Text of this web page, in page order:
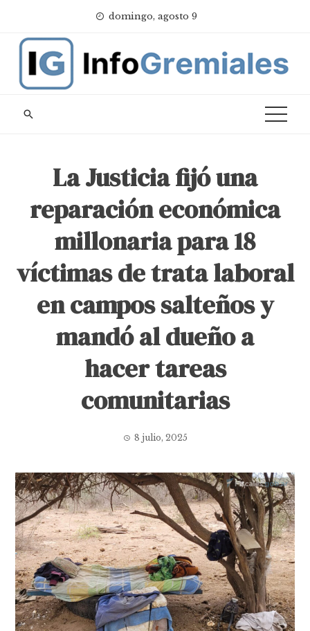
content
domingo, agosto 9
La Justicia fijó una
reparación económica
millonaria para 18
víctimas de trata laboral
en campos salteños y
mandó al dueño a
hacer tareas
comunitarias
8 julio, 2025